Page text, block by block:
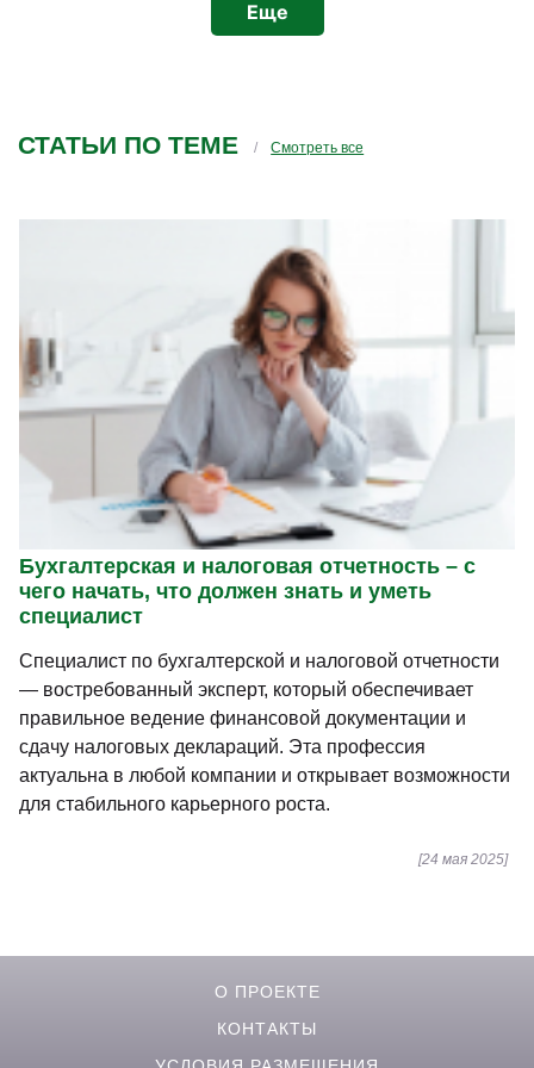
не более. Если вы уж что то предлагаете за
пределами специализации, то вы уж
было понятнее на примере)
Еще
СТАТЬИ ПО ТЕМЕ Смотреть все
Бухгалтерская и налоговая отчетность – с
чего начать, что должен знать и уметь
специалист
Специалист по бухгалтерской и налоговой отчетности
— востребованный эксперт, который обеспечивает
правильное ведение финансовой документации и
сдачу налоговых деклараций. Эта профессия
актуальна в любой компании и открывает возможности
для стабильного карьерного роста.
[24 мая 2025]
О ПРОЕКТЕ
КОНТАКТЫ